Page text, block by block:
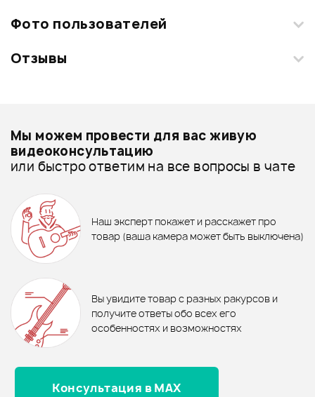
ХИТ
1 590 ₽
ПЮПИТР FORCE PSC-005
В корзину
1 190 ₽
БЛОКФЛЕЙТА YAMAHA YRS-23
IN C
В корзину
1 180 ₽
Блокфлейта HOHNER B9508 DB
Фото пользователей
Загрузите свои фотографии купленного товара и получите
Отзывы
Отзывы
0.0
Оценка5
Блокфлейты - дешевле
Блокфлейты - дороже
Блокфлейты - новинки
Мы можем провести для вас живую
видеоконсультацию
или быстро ответим на все вопросы в чате
Наш эксперт покажет и расскажет про
товар (ваша камера может быть выключена)
Вы увидите товар с разных ракурсов и
получите ответы обо всех его
особенностях и возможностях
Консультация в MAX